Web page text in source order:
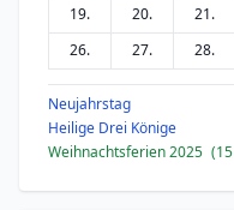
19.
20. 21.
26.
27. 28.
Neujahrstag
Heilige Drei Könige
Weihnachtsferien 2025 (15